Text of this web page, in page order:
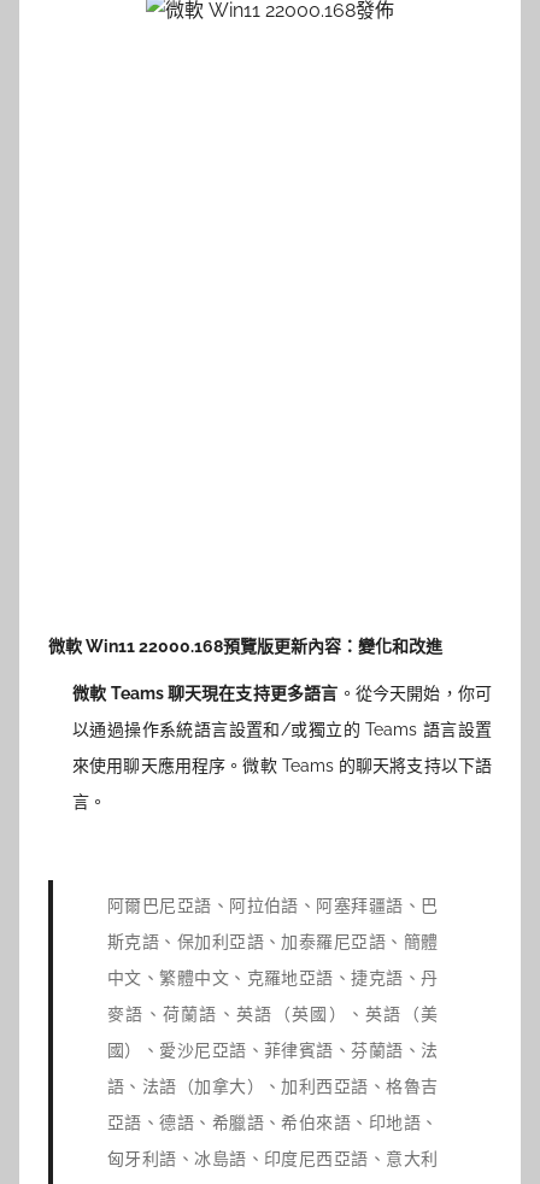
微軟 Win11 22000.168預覽版更新內容：變化和改進
微軟 Teams 聊天現在支持更多語言 。從今天開始，你可
以通過操作系統語言設置和/或獨立的 Teams 語言設置
來使用聊天應用程序。微軟 Teams 的聊天將支持以下語
言。
阿爾巴尼亞語、阿拉伯語、阿塞拜疆語、巴
斯克語、保加利亞語、加泰羅尼亞語、簡體
中文、繁體中文、克羅地亞語、捷克語、丹
麥語、荷蘭語、英語（英國）、英語（美
國）、愛沙尼亞語、菲律賓語、芬蘭語、法
語、法語（加拿大）、加利西亞語、格魯吉
亞語、德語、希臘語、希伯來語、印地語、
匈牙利語、冰島語、印度尼西亞語、意大利